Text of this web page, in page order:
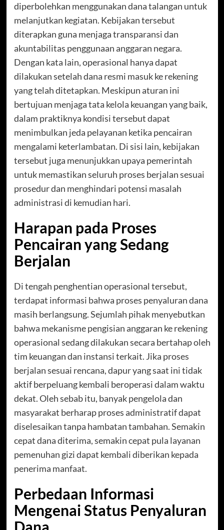
diperbolehkan menggunakan dana talangan untuk
melanjutkan kegiatan. Kebijakan tersebut
diterapkan guna menjaga transparansi dan
akuntabilitas penggunaan anggaran negara.
Dengan kata lain, operasional hanya dapat
dilakukan setelah dana resmi masuk ke rekening
yang telah ditetapkan. Meskipun aturan ini
bertujuan menjaga tata kelola keuangan yang baik,
dalam praktiknya kondisi tersebut dapat
menimbulkan jeda pelayanan ketika pencairan
mengalami keterlambatan. Di sisi lain, kebijakan
tersebut juga menunjukkan upaya pemerintah
untuk memastikan seluruh proses berjalan sesuai
prosedur dan menghindari potensi masalah
administrasi di kemudian hari.
Harapan pada Proses
Pencairan yang Sedang
Berjalan
Di tengah penghentian operasional tersebut,
terdapat informasi bahwa proses penyaluran dana
masih berlangsung. Sejumlah pihak menyebutkan
bahwa mekanisme pengisian anggaran ke rekening
operasional sedang dilakukan secara bertahap oleh
tim keuangan dan instansi terkait. Jika proses
berjalan sesuai rencana, dapur yang saat ini tidak
aktif berpeluang kembali beroperasi dalam waktu
dekat. Oleh sebab itu, banyak pengelola dan
masyarakat berharap proses administratif dapat
diselesaikan tanpa hambatan tambahan. Semakin
cepat dana diterima, semakin cepat pula layanan
pemenuhan gizi dapat kembali diberikan kepada
penerima manfaat.
Perbedaan Informasi
Mengenai Status Penyaluran